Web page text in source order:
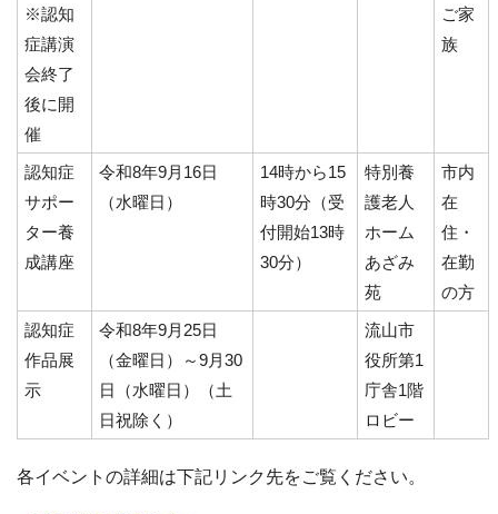
※認知
症講演
会終了
後に開
催
ご家
族
認知症
サポー
ター養
成講座
令和8年9月16日
（水曜日）
14時から15
時30分（受
付開始13時
30分）
特別養
護老人
ホーム
あざみ
苑
市内
在
住・
在勤
の方
認知症
作品展
示
令和8年9月25日
（金曜日）～9月30
日（水曜日）（土
日祝除く）
流山市
役所第1
庁舎1階
ロビー
各イベントの詳細は下記リンク先をご覧ください。